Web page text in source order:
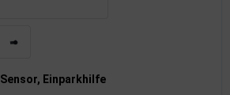
Sensor, Einparkhilfe